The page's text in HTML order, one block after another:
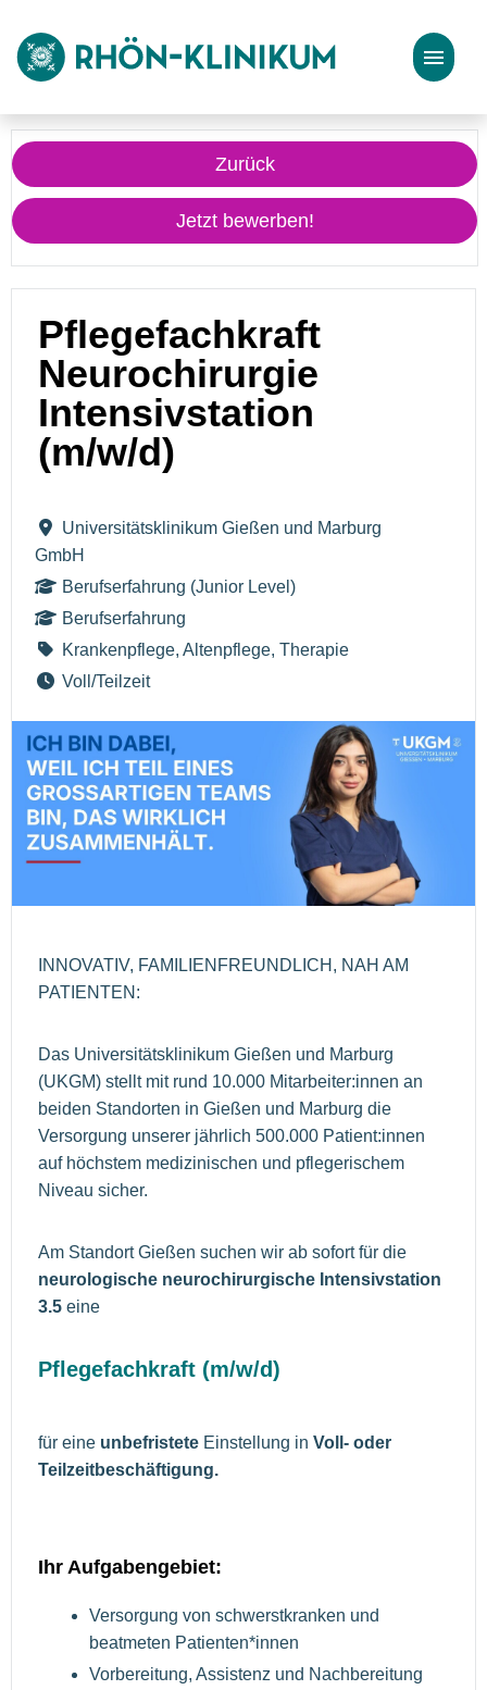
Stellenangebote
Bewerbungstipps
Zurück
Jetzt bewerben!
Pflegefachkraft
Neurochirurgie
Intensivstation
(m/w/d)
Universitätsklinikum Gießen und Marburg
GmbH
Berufserfahrung (Junior Level)
Berufserfahrung
Krankenpflege, Altenpflege, Therapie
Voll/Teilzeit
INNOVATIV, FAMILIENFREUNDLICH, NAH AM
PATIENTEN:
Das Universitätsklinikum Gießen und Marburg
(UKGM) stellt mit rund 10.000 Mitarbeiter:innen an
beiden Standorten in Gießen und Marburg die
Versorgung unserer jährlich 500.000 Patient:innen
auf höchstem medizinischen und pflegerischem
Niveau sicher.
Am Standort Gießen suchen wir ab sofort für die
neurologische neurochirurgische Intensivstation
3.5 eine
Pflegefachkraft (m/w/d)
für eine unbefristete Einstellung in Voll- oder
Teilzeitbeschäftigung.
Ihr Aufgabengebiet:
Versorgung von schwerstkranken und
beatmeten Patienten*innen
Vorbereitung, Assistenz und Nachbereitung